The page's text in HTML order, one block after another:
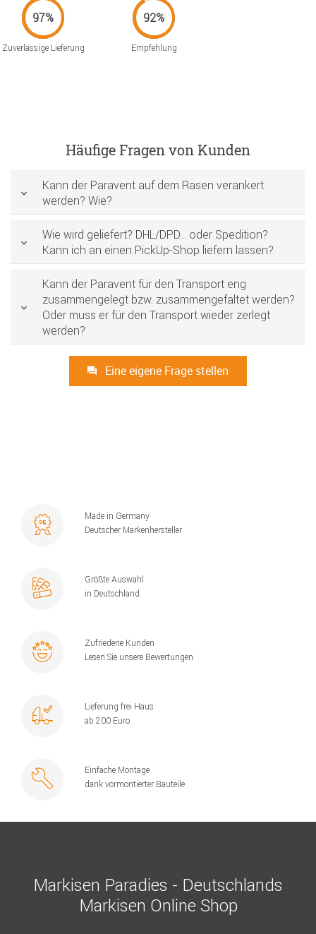
Zuverlässige Lieferung Empfehlung
Häufige Fragen von Kunden
Kann der Paravent auf dem Rasen verankert
werden? Wie?
Wie wird geliefert? DHL/DPD... oder Spedition?
Kann ich an einen PickUp-Shop liefern lassen?
Kann der Paravent für den Transport eng
zusammengelegt bzw. zusammengefaltet werden?
Oder muss er für den Transport wieder zerlegt
werden?
Eine eigene Frage stellen
Made in Germany
Deutscher Markenhersteller
Größte Auswahl
in Deutschland
Zufriedene Kunden
Lesen Sie unsere Bewertungen
Lieferung frei Haus
ab 200 Euro
Einfache Montage
dank vormontierter Bauteile
Markisen Paradies - Deutschlands
Markisen Online Shop